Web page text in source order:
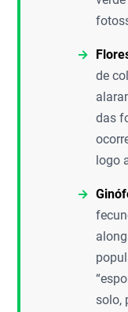
de
das
logo
solo,